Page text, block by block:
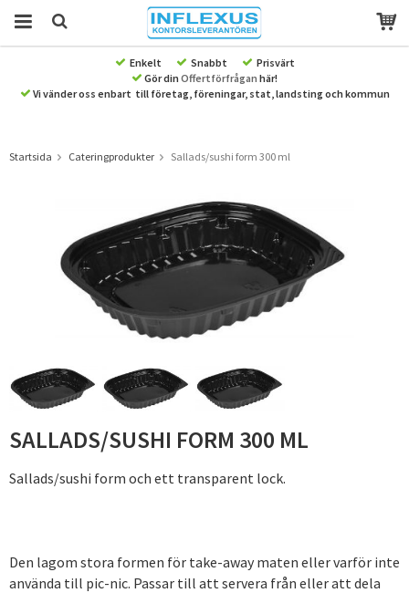
Produkten har blivit tillagd i varukorgen
Enkelt Snabbt
Prisvärt
Gör din Offertförfrågan här!
Vi vänder oss enbart till företag, föreningar, stat, landsting och kommun
Startsida Cateringprodukter Sallads/sushi form 300 ml
SALLADS/SUSHI FORM 300 ML
Sallads/sushi form och ett transparent lock.
Den lagom stora formen för take-away maten eller varför inte
använda till pic-nic. Passar till att servera från eller att dela